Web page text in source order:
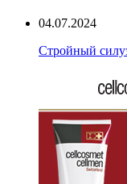
04.07.2024
Стройный